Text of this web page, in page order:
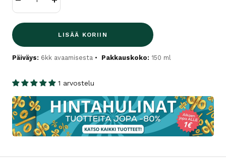
Lisää
LISÄÄ KORIIN
Päiväys: 6kk avaamisesta Pakkauskoko: 150 ml
1 arvostelu